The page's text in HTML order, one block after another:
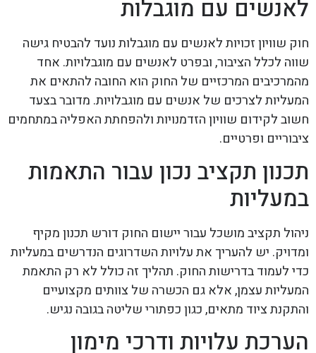
לאנשים עם מוגבלות
חוק שוויון זכויות לאנשים עם מוגבלות נועד להבטיח גישה
שווה לכלל הציבור, ובפרט לאנשים עם מוגבלויות. אחד
מהמרכיבים המרכזיים של החוק הוא החובה להתאים את
המעליות לצרכים של אנשים עם מוגבלויות. מדובר בצעד
חשוב לקידום שוויון הזדמנויות ולהפחתת האפליה במתחמים
ציבוריים ופרטיים.
תכנון תקציב נכון עבור התאמות
במעליות
ניהול תקציב מושכל עבור יישום החוק דורש תכנון מקיף
ומדויק. יש להעריך את עלויות השדרוגים הנדרשים במעליות
כדי לעמוד בדרישות החוק. תהליך זה כולל לא רק התאמת
המעליות עצמן, אלא גם הכשרה של צוותים מקצועיים
והתקנת ציוד מתאים, כגון כפתורי שליטה בגובה נגיש.
הערכת עלויות ודרכי מימון